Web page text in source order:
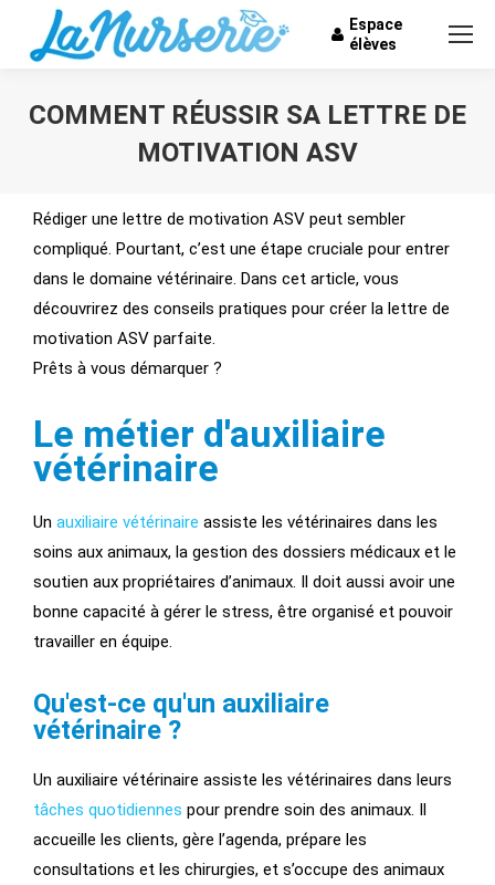
Espace
élèves
COMMENT RÉUSSIR SA LETTRE DE
MOTIVATION ASV
Rédiger une lettre de motivation ASV peut sembler
compliqué. Pourtant, c’est une étape cruciale pour entrer
dans le domaine vétérinaire. Dans cet article, vous
découvrirez des conseils pratiques pour créer la lettre de
motivation ASV parfaite.
Prêts à vous démarquer ?
Le métier d'auxiliaire
vétérinaire
Un auxiliaire vétérinaire assiste les vétérinaires dans les
soins aux animaux, la gestion des dossiers médicaux et le
soutien aux propriétaires d’animaux. Il doit aussi avoir une
bonne capacité à gérer le stress, être organisé et pouvoir
travailler en équipe.
Qu'est-ce qu'un auxiliaire
vétérinaire ?
Un auxiliaire vétérinaire assiste les vétérinaires dans leurs
tâches quotidiennes pour prendre soin des animaux. Il
accueille les clients, gère l’agenda, prépare les
consultations et les chirurgies, et s’occupe des animaux